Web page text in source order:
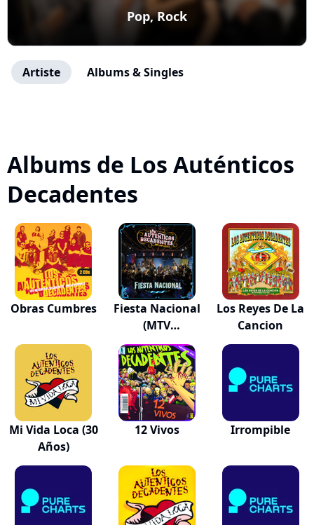
Pop, Rock
Artiste Albums & Singles
Albums de Los Auténticos
Decadentes
Obras Cumbres
Fiesta Nacional
(MTV
Unplugged)
Los Reyes De La
Cancion
Mi Vida Loca (30
Años)
12 Vivos Irrompible